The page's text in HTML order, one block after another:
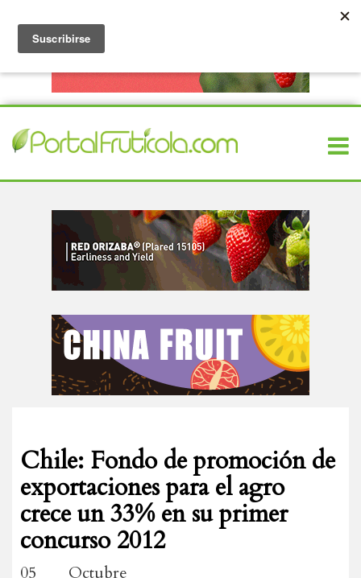
Chile: Fondo de promoción de
exportaciones para el agro
crece un 33% en su primer
concurso 2012
05 Octubre